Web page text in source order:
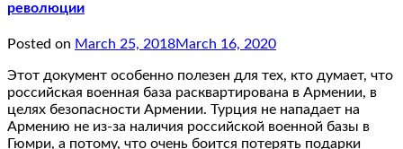
революции
Posted on March 25, 2018March 16, 2020
Этот документ особенно полезен для тех, кто думает, что
российская военная база расквартирована в Армении, в
целях безопасности Армении. Турция не нападает на
Армению не из-за наличия российской военной базы в
Гюмри, а потому, что очень боится потерять подарки